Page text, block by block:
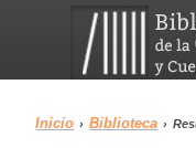
Inicio › Biblioteca ›